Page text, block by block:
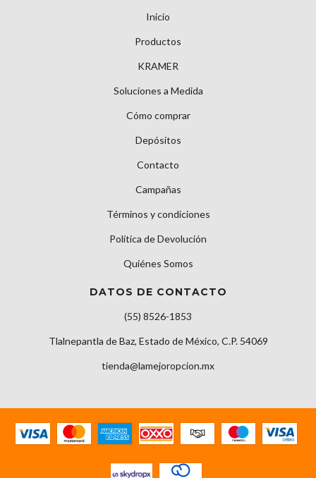
Inicio
Productos
KRAMER
Soluciones a Medida
Cómo comprar
Depósitos
Contacto
Campañas
Términos y condiciones
Política de Devolución
Quiénes Somos
DATOS DE CONTACTO
(55) 8526-1853
Tlalnepantla de Baz, Estado de México, C.P. 54069
tienda@lamejoropcion.mx